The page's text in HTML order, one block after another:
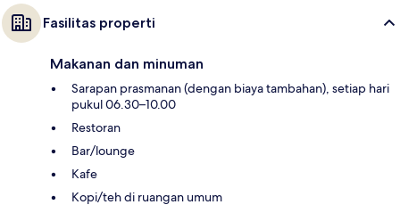
Fasilitas properti
Makanan dan minuman
Sarapan prasmanan (dengan biaya tambahan), setiap hari
pukul 06.30–10.00
Restoran
Bar/lounge
Kafe
Kopi/teh di ruangan umum